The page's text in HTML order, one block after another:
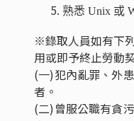
熟悉 Unix 或
※錄取人員如有下
用或即予終止勞動
(一)犯內亂罪、外
者。
(二)曾服公職有貪